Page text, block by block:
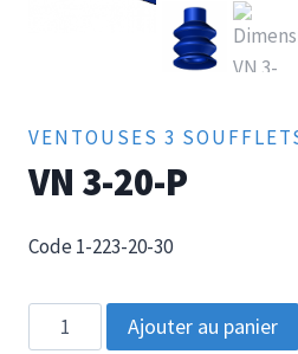
VENTOUSES 3
VN 3-20-P
Code 1-223-20-30
quantité
Ajouter au panier